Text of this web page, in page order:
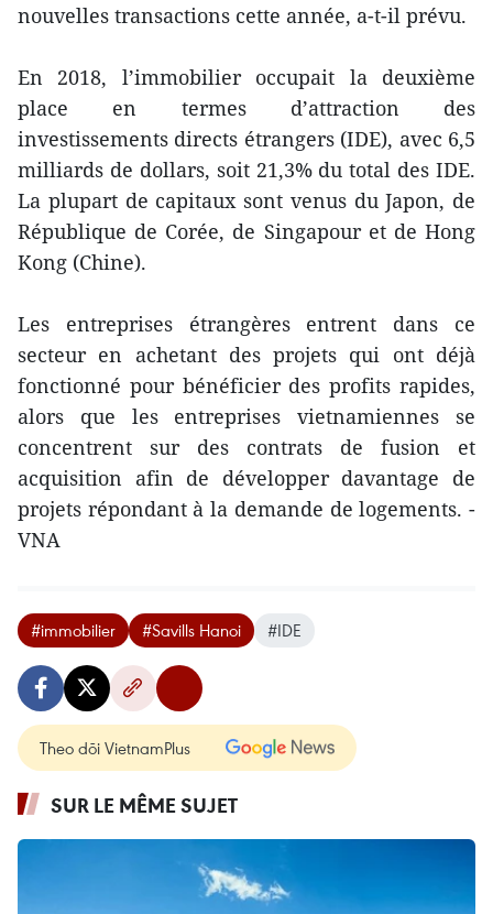
nouvelles transactions cette année, a-t-il prévu.
En 2018, l’immobilier occupait la deuxième
place en termes d’attraction des
investissements directs étrangers (IDE), avec 6,5
milliards de dollars, soit 21,3% du total des IDE.
La plupart de capitaux sont venus du Japon, de
République de Corée, de Singapour et de Hong
Kong (Chine).
Les entreprises étrangères entrent dans ce
secteur en achetant des projets qui ont déjà
fonctionné pour bénéficier des profits rapides,
alors que les entreprises vietnamiennes se
concentrent sur des contrats de fusion et
acquisition afin de développer davantage de
projets répondant à la demande de logements. -
VNA
#immobilier #Savills Hanoi #IDE
Theo dõi VietnamPlus
SUR LE MÊME SUJET